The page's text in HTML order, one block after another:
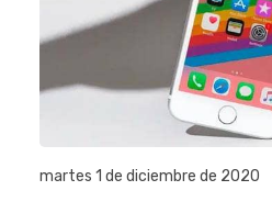
martes 1 de diciembre de 2020